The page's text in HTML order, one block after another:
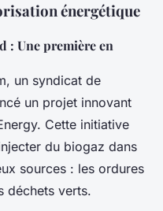
énergétique
: Une première en
un syndicat de
un projet innovant
Cette initiative
du biogaz dans
sources : les ordures
déchets verts.